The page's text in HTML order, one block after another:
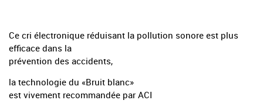
Ce cri électronique réduisant la pollution sonore est plus
efficace dans la
prévention des accidents,
la technologie du «Bruit blanc»
est vivement recommandée par ACI